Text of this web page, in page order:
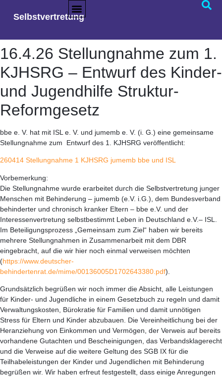
Selbstvertretung
14.4.26 Stellungnahme Entwurf
1. KJHSRG jumemb bbe und ISL
16.4.26 Stellungnahme zum 1.
KJHSRG – Entwurf des Kinder-
und Jugendhilfe Struktur-
Reformgesetz
bbe e. V. hat mit ISL e. V. und jumemb e. V. (i. G.) eine gemeinsame
Stellungnahme zum Entwurf des 1. KJHSRG veröffentlicht:
260414 Stellungnahme 1 KJHSRG jumemb bbe und ISL
Vorbemerkung:
Die Stellungnahme wurde erarbeitet durch die Selbstvertretung junger
Menschen mit Behinderung – jumemb (e.V. i.G.), dem Bundesverband
behinderter und chronisch kranker Eltern – bbe e.V. und der
Interessenvertretung selbstbestimmt Leben in Deutschland e.V.– ISL.
Im Beteiligungsprozess „Gemeinsam zum Ziel“ haben wir bereits
mehrere Stellungnahmen in Zusammenarbeit mit dem DBR
eingebracht, auf die wir hier noch einmal verweisen möchten
(https://www.deutscher-
behindertenrat.de/mime/00136005D1702643380.pdf).
Grundsätzlich begrüßen wir noch immer die Absicht, alle Leistungen
für Kinder- und Jugendliche in einem Gesetzbuch zu regeln und damit
Verwaltungskosten, Bürokratie für Familien und damit unnötigen
Stress für Eltern und Kinder abzubauen. Die Vereinheitlichung bei der
Heranziehung von Einkommen und Vermögen, der Verweis auf bereits
vorhandene Gutachten und Bescheinigungen, das Verbandsklagerecht
und die Verweise auf die weitere Geltung des SGB IX für die
Teilhabeleistungen der Kinder und Jugendlichen mit Behinderung
begrüßen wir. Wir haben erfreut festgestellt, dass einige Anregungen